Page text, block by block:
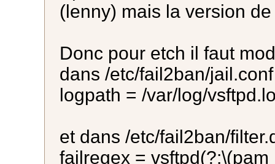
(lenny) mais la version
Donc pour etch il faut
dans /etc/fail2ban/
logpath = /var/log/
et dans /etc/fail2ban/
failregex =